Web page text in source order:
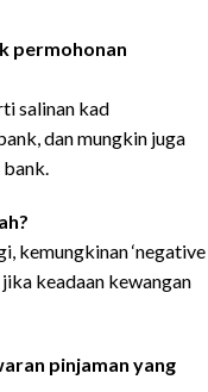
permohonan
salinan kad
dan mungkin juga
kemungkinan ‘negative
keadaan kewangan
pinjaman yang